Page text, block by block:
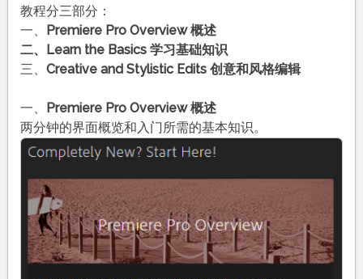
教程分三部分：
一、
Premiere Pro Overview 概述
二、Learn the Basics 学习基础知识
三、 Creative and Stylistic Edits 创意和风格编辑
一、
Premiere Pro Overview 概述
两分钟的界面概览和入门所需的基本知识。